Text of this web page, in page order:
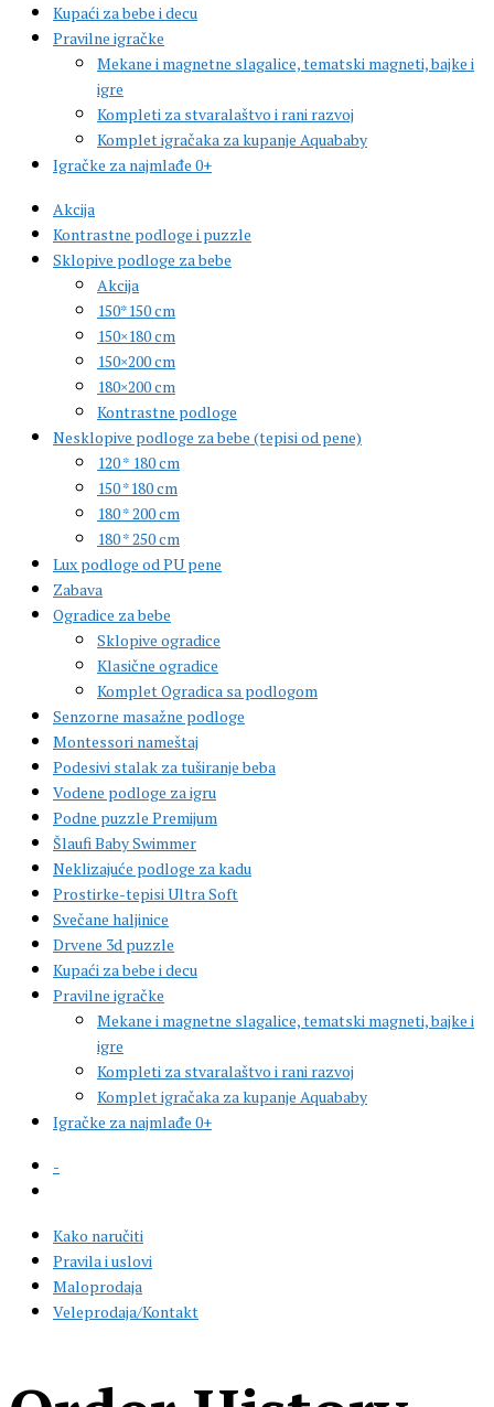
Kupaći za bebe i decu
Pravilne igračke
Mekane i magnetne slagalice, tematski magneti, bajke i
igre
Kompleti za stvaralaštvo i rani razvoj
Komplet igračaka za kupanje Aquababy
Igračke za najmlađe 0+
Akcija
Kontrastne podloge i puzzle
Sklopive podloge za bebe
Akcija
150*150 cm
150×180 cm
150×200 cm
180×200 cm
Kontrastne podloge
Nesklopive podloge za bebe (tepisi od pene)
120 * 180 cm
150 *180 cm
180 * 200 cm
180 * 250 cm
Lux podloge od PU pene
Zabava
Ogradice za bebe
Sklopive ogradice
Klasične ogradice
Komplet Ogradica sa podlogom
Senzorne masažne podloge
Montessori nameštaj
Podesivi stalak za tuširanje beba
Vodene podloge za igru
Podne puzzle Premijum
Šlaufi Baby Swimmer
Neklizajuće podloge za kadu
Prostirke-tepisi Ultra Soft
Svečane haljinice
Drvene 3d puzzle
Kupaći za bebe i decu
Pravilne igračke
Mekane i magnetne slagalice, tematski magneti, bajke i
igre
Kompleti za stvaralaštvo i rani razvoj
Komplet igračaka za kupanje Aquababy
Igračke za najmlađe 0+
-
Kako naručiti
Pravila i uslovi
Maloprodaja
Veleprodaja/Kontakt